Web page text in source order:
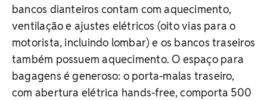
bancos dianteiros contam com aquecimento,
ventilação e ajustes elétricos (oito vias para o
motorista, incluindo lombar) e os bancos traseiros
também possuem aquecimento. O espaço para
bagagens é generoso: o porta-malas traseiro,
com abertura elétrica hands-free, comporta 500